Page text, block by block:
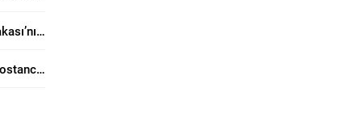
Kartal Escort ve Anadolu Yakası’nın Sahil Hattında Ayrıcalıklı Buluşmalar Konusunda Öne Çıkan Detaylar
Güncel Kadıköy Escort ve Bostancı Escort: Kültürün, Eğlencenin ve Prestijin Buluşma Noktası Rehberi